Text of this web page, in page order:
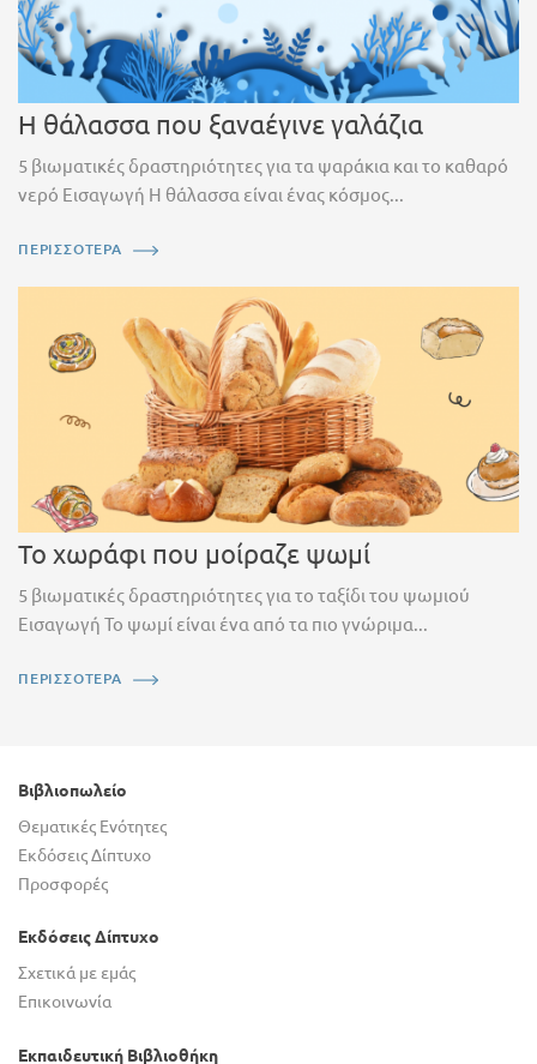
Η θάλασσα που ξαναέγινε γαλάζια
5 βιωματικές δραστηριότητες για τα ψαράκια και το καθαρό
νερό Εισαγωγή Η θάλασσα είναι ένας κόσμος...
ΠΕΡΙΣΣΟΤΕΡΑ
Το χωράφι που μοίραζε ψωμί
5 βιωματικές δραστηριότητες για το ταξίδι του ψωμιού
Εισαγωγή Το ψωμί είναι ένα από τα πιο γνώριμα...
ΠΕΡΙΣΣΟΤΕΡΑ
Βιβλιοπωλείο
Θεματικές Ενότητες
Εκδόσεις Δίπτυχο
Προσφορές
Εκδόσεις Δίπτυχο
Σχετικά με εμάς
Επικοινωνία
Εκπαιδευτική Βιβλιοθήκη